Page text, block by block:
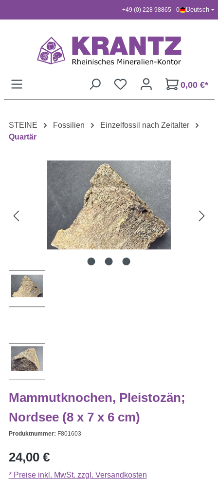
+49 (0) 228 98865 - 0 Deutsch
0,00 €*
STEINE Fossilien
Einzelfossil nach Zeitalter
Quartär
Mammutknochen, Pleistozän;
Nordsee (8 x 7 x 6 cm)
Produktnummer: F801603
Regulärer Preis:
24,00 €
* Preise inkl. MwSt. zzgl. Versandkosten